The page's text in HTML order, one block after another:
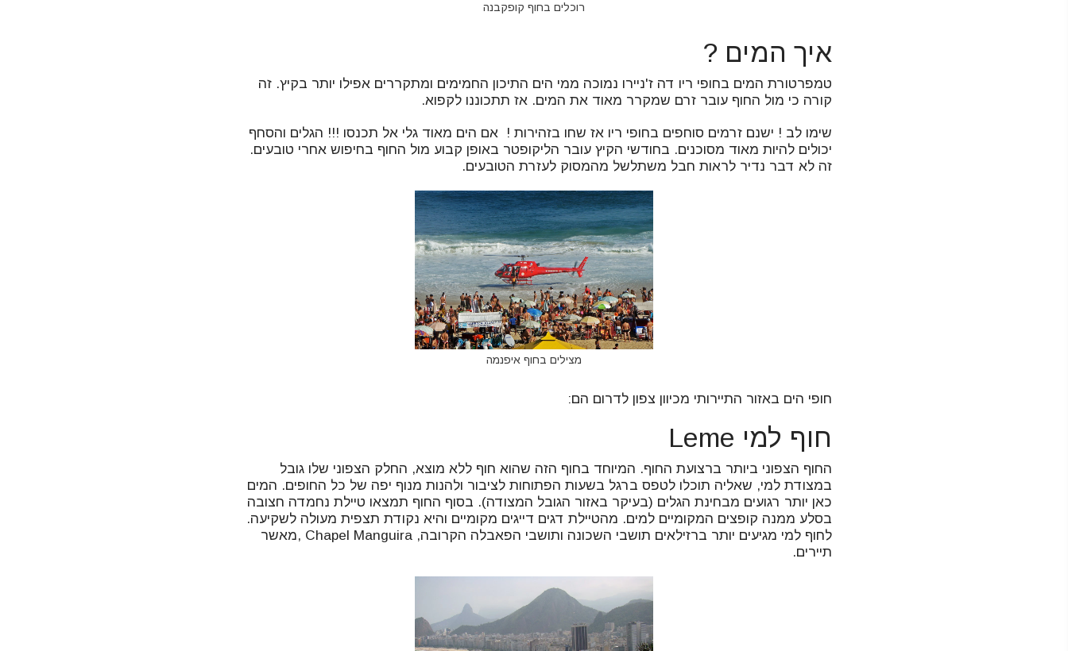
רוכלים בחוף קופקבנה
איך המים ?
טמפרטורת המים בחופי ריו דה ז'ניירו נמוכה ממי הים התיכון החמימים ומתקררים אפילו יותר בקיץ. זה
קורה כי מול החוף עובר זרם שמקרר מאוד את המים. אז תתכוננו לקפוא.
שימו לב ! ישנם זרמים סוחפים בחופי ריו אז שחו בזהירות ! אם הים מאוד גלי אל תכנסו !!! הגלים והסחף
יכולים להיות מאוד מסוכנים. בחודשי הקיץ עובר הליקופטר באופן קבוע מול החוף בחיפוש אחרי טובעים.
זה לא דבר נדיר לראות חבל משתלשל מהמסוק לעזרת הטובעים.
מצילים בחוף איפנמה
חופי הים באזור התיירותי מכיוון צפון לדרום הם:
חוף למי Leme
החוף הצפוני ביותר ברצועת החוף. המיוחד בחוף הזה שהוא חוף ללא מוצא, החלק הצפוני שלו גובל
במצודת למי, שאליה תוכלו לטפס ברגל בשעות הפתוחות לציבור ולהנות מנוף יפה של כל החופים. המים
כאן יותר רגועים מבחינת הגלים (בעיקר באזור הגובל המצודה). בסוף החוף תמצאו טיילת נחמדה חצובה
בסלע ממנה קופצים המקומיים למים. מהטיילת דגים דייגים מקומיים והיא נקודת תצפית מעולה לשקיעה.
לחוף למי מגיעים יותר ברזילאים תושבי השכונה ותושבי הפאבלה הקרובה, Chapel Manguira ,מאשר
תיירים.